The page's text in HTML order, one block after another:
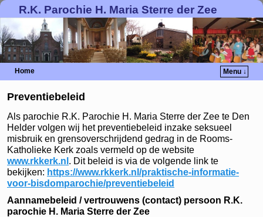
R.K. Parochie H. Maria Sterre der Zee
Home Menu ↓
Preventiebeleid
Als parochie R.K. Parochie H. Maria Sterre der Zee te Den
Helder volgen wij het preventiebeleid inzake seksueel
misbruik en grens­over­schrij­dend gedrag in de Rooms-
Katholieke Kerk zoals vermeld op de website
www.rkkerk.nl . Dit beleid is via de volgende link te
bekijken: https://www.rkkerk.nl/praktische-informatie-
voor-bisdom­parochie/preventiebeleid
Aannamebeleid / vertrouwens (contact) persoon R.K.
parochie H. Maria Sterre der Zee